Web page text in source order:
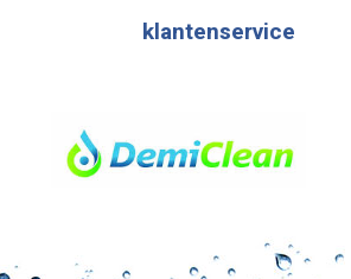
klantenservice